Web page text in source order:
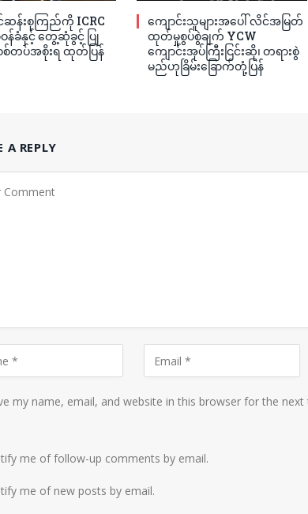
ဆန်းစုကြည်ကို ICRC
ဝန်ခံနှင့် တွေ့ဆုံခွင့် ပြု
စစ်တပ်အစိုးရ ထုတ်ပြန်
ကျောင်းသူများအပေါ် လိင်အမြတ်
ထုတ်မှုစွပ်စွဲချက် YCW
ကျောင်းအုပ်ကြီးငြင်းဆို၊ တရားစွဲ
မည်ဟုခြိမ်းခြောက်တုံ့ပြန်
A REPLY
my name, email, and website in this browser for the
me of follow-up comments by email.
me of new posts by email.